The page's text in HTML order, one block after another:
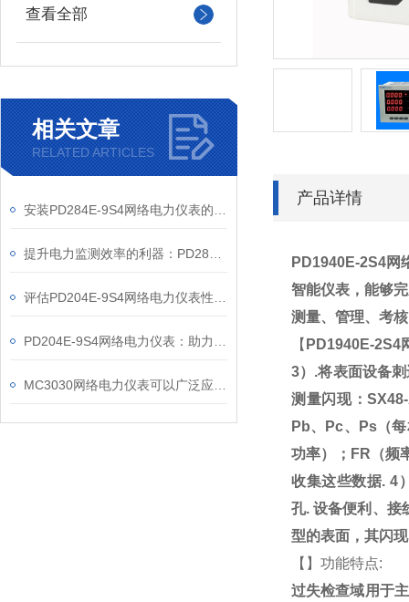
查看全部
相关文章
RELATED ARTICLES
产品详情
PD1940E-2S4网
智能仪表，能够
测量、管理、考
【 PD1940E-2S4
3）.将表面设备
测量闪现：
Pb、Pc、Ps（
功率）；FR（频
收集这些数据. 4
孔. 设备便利、接
型的表面，其闪
【 】功能特点:
过失检查域用于